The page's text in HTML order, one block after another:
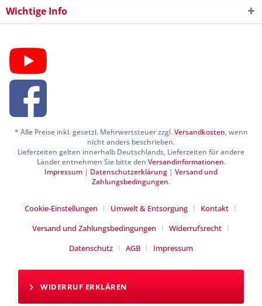
Wichtige Info
* Alle Preise inkl. gesetzl. Mehrwertsteuer zzgl.Versandkosten, wenn
nicht anders beschrieben.
Lieferzeiten gelten innerhalb Deutschlands, Lieferzeiten für andere
Länder entnehmen Sie bitte den Versandinformationen.
Impressum | Datenschutzerklärung | Versand und
Zahlungsbedingungen.
Cookie-Einstellungen Umwelt & Entsorgung
Kontakt
Versand und Zahlungsbedingungen
Widerrufsrecht
Datenschutz
AGB Impressum
WIDERRUF ERKLÄREN